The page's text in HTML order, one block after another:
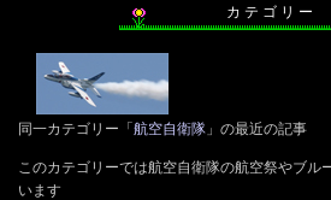
カ テ ゴ リ ー
同一カテゴリー「航空自衛隊 」の最近の記事
このカテゴリーでは航空自衛隊の航空祭やブル
います